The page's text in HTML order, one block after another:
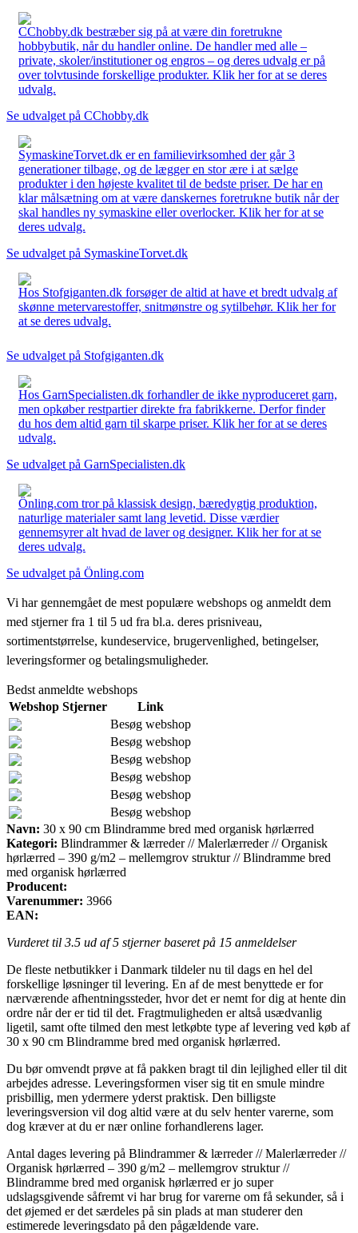
CChobby.dk bestræber sig på at være din foretrukne
hobbybutik, når du handler online. De handler med alle –
private, skoler/institutioner og engros – og deres udvalg er på
over tolvtusinde forskellige produkter. Klik her for at se deres
udvalg.
Se udvalget på CChobby.dk
SymaskineTorvet.dk er en familievirksomhed der går 3
generationer tilbage, og de lægger en stor ære i at sælge
produkter i den højeste kvalitet til de bedste priser. De har en
klar målsætning om at være danskernes foretrukne butik når der
skal handles ny symaskine eller overlocker. Klik her for at se
deres udvalg.
Se udvalget på SymaskineTorvet.dk
Hos Stofgiganten.dk forsøger de altid at have et bredt udvalg af
skønne metervarestoffer, snitmønstre og sytilbehør. Klik her for
at se deres udvalg.
Se udvalget på Stofgiganten.dk
Hos GarnSpecialisten.dk forhandler de ikke nyproduceret garn,
men opkøber restpartier direkte fra fabrikkerne. Derfor finder
du hos dem altid garn til skarpe priser. Klik her for at se deres
udvalg.
Se udvalget på GarnSpecialisten.dk
Önling.com tror på klassisk design, bæredygtig produktion,
naturlige materialer samt lang levetid. Disse værdier
gennemsyrer alt hvad de laver og designer. Klik her for at se
deres udvalg.
Se udvalget på Önling.com
Vi har gennemgået de mest populære webshops og anmeldt dem
med stjerner fra 1 til 5 ud fra bl.a. deres prisniveau,
sortimentstørrelse, kundeservice, brugervenlighed, betingelser,
leveringsformer og betalingsmuligheder.
Bedst anmeldte webshops
Webshop Stjerner
Link
Besøg webshop
Besøg webshop
Besøg webshop
Besøg webshop
Besøg webshop
Besøg webshop
Navn: 30 x 90 cm Blindramme bred med organisk hørlærred
Kategori: Blindrammer & lærreder // Malerlærreder // Organisk
hørlærred – 390 g/m2 – mellemgrov struktur // Blindramme bred
med organisk hørlærred
Producent:
Varenummer: 3966
EAN:
Vurderet til 3.5 ud af 5 stjerner baseret på 15 anmeldelser
De fleste netbutikker i Danmark tildeler nu til dags en hel del
forskellige løsninger til levering. En af de mest benyttede er for
nærværende afhentningssteder, hvor det er nemt for dig at hente din
ordre når der er tid til det. Fragtmuligheden er altså usædvanlig
ligetil, samt ofte tilmed den mest letkøbte type af levering ved køb af
30 x 90 cm Blindramme bred med organisk hørlærred.
Du bør omvendt prøve at få pakken bragt til din lejlighed eller til dit
arbejdes adresse. Leveringsformen viser sig tit en smule mindre
prisbillig, men ydermere yderst praktisk. Den billigste
leveringsversion vil dog altid være at du selv henter varerne, som
dog kræver at du er nær online forhandlerens lager.
Antal dages levering på Blindrammer & lærreder // Malerlærreder //
Organisk hørlærred – 390 g/m2 – mellemgrov struktur //
Blindramme bred med organisk hørlærred er jo super
udslagsgivende såfremt vi har brug for varerne om få sekunder, så i
det øjemed er det særdeles på sin plads at man studerer den
estimerede leveringsdato på den pågældende vare.